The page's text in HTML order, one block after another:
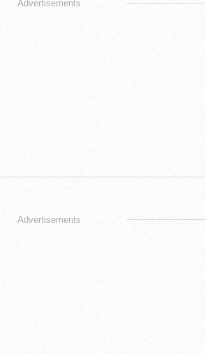
Advertisements
Advertisements